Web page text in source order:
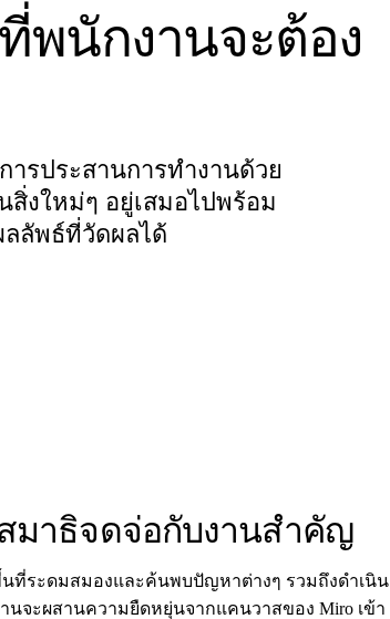
พนักงานจะต้อง
รประสานการทำงานด้วย
สิ่งใหม่ๆ อยู่เสมอไปพร้อม
ลัพธ์ที่วัดผลได้
มาธิจดจ่อกับงานสำคัญ
ที่ระดมสมองและค้นพบปัญหาต่างๆ รวมถึงดำเนิน
นจะผสานความยืดหยุ่นจากแคนวาสของ Miro เข้า